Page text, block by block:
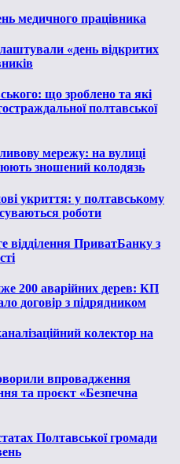
медичного працівника
«день відкритих
що зроблено та які
полтавської
мережу: на вулиці
зношений колодязь
укриття: у полтавському
роботи
відділення ПриватБанку з
200 аварійних дерев: КП
договір з підрядником
колектор на
впровадження
та проєкт «Безпечна
Полтавської громади